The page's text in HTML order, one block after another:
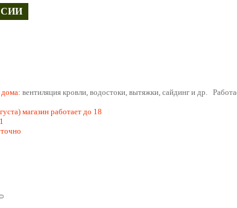
дома: вентиляция кровли, водостоки, вытяжки, сайдинг и др.
магазин работает до 18